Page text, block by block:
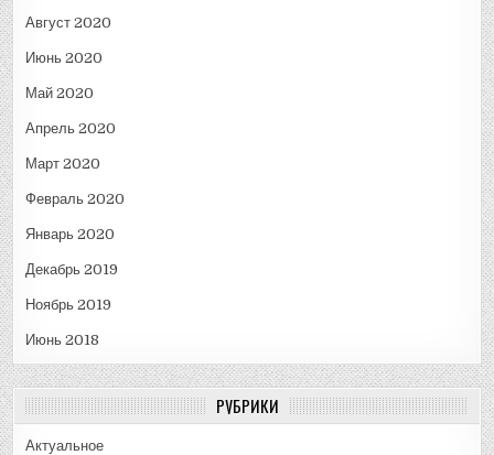
Август 2020
Июнь 2020
Май 2020
Апрель 2020
Март 2020
Февраль 2020
Январь 2020
Декабрь 2019
Ноябрь 2019
Июнь 2018
РУБРИКИ
Актуальное